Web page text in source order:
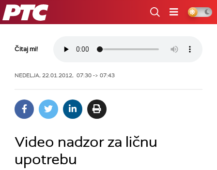
RTS
Čitaj mi!
NEDELJA, 22.01.2012, 07:30 -> 07:43
Video nadzor za ličnu
upotrebu